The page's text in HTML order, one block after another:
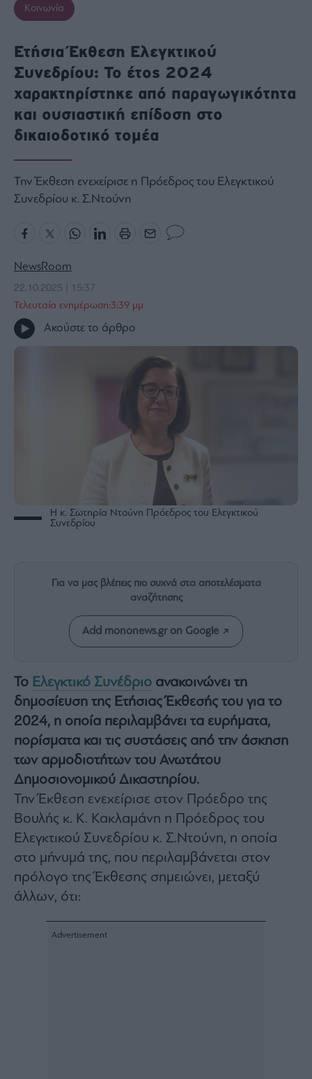
Ναυτιλία
Ενέργεια
Πολιτική
Πολιτισμός
Κοινωνία
Law
Bloomberg
Financial
Times
The
301
My
Story
Mononews2030
Vivants
Auto
Life
&
Style
Υγεία
Architecture
&
Fashion
&
Art
Watches
Yachts
Κοινωνία
Ετήσια Έκθεση Ελεγκτικού
Συνεδρίου: Το έτος 2024
χαρακτηρίστηκε από παραγωγικότητα
και ουσιαστική επίδοση στο
δικαιοδοτικό τομέα
Την Έκθεση ενεχείρισε η Πρόεδρος του Ελεγκτικού
Συνεδρίου κ. Σ.Ντούνη
NewsRoom
22.10.2025 | 15:37
Τελευταία ενημέρωση:3:39 μμ
Ακούστε το άρθρο
Η κ. Σωτηρία Ντούνη Πρόεδρος του Ελεγκτικού
Συνεδρίου
Για να μας βλέπεις πιο συχνά στα αποτελέσματα
αναζήτησης
Add mononews.gr on Google
Το Ελεγκτικό Συνέδριο ανακοινώνει τη
δημοσίευση της Ετήσιας Έκθεσής του για το
2024, η οποία περιλαμβάνει τα ευρήματα,
πορίσματα και τις συστάσεις από την άσκηση
των αρμοδιοτήτων του Ανωτάτου
Δημοσιονομικού Δικαστηρίου.
Την Έκθεση ενεχείρισε στον Πρόεδρο της
Βουλής κ. Κ. Κακλαμάνη η Πρόεδρος του
Ελεγκτικού Συνεδρίου κ. Σ.Ντούνη, η οποία
στο μήνυμά της, που περιλαμβάνεται στον
πρόλογο της Έκθεσης σημειώνει, μεταξύ
άλλων, ότι: